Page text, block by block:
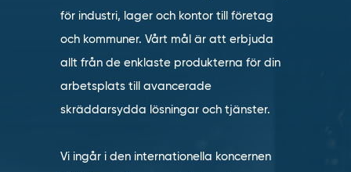
för industri, lager och kontor till företag
och kommuner. Vårt mål är att erbjuda
allt från de enklaste produkterna för din
arbetsplats till avancerade
skräddarsydda lösningar och tjänster.
Vi ingår i den internationella koncernen